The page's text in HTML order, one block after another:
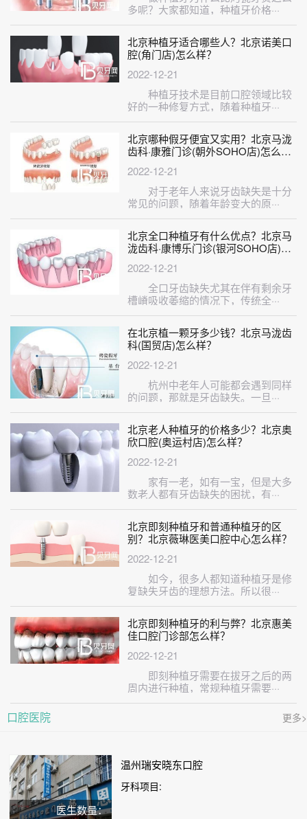
多呢？大家都知道，种植牙价格···
北京种植牙适合哪些人？北京诺美口
腔(角门店)怎么样？
2022-12-21
种植牙技术是目前口腔领域比较
好的一种修复方式，随着种植牙···
北京哪种假牙便宜又实用？北京马泷
齿科·康雅门诊(朝外SOHO店)怎么
2022-12-21
对于老年人来说牙齿缺失是十分
常见的问题，随着年龄变大的原···
北京全口种植牙有什么优点？北京马
泷齿科·康博乐门诊(银河SOHO店)怎
2022-12-21
全口牙齿缺失尤其在伴有剩余牙
槽嵴吸收萎缩的情况下，传统全···
在北京植一颗牙多少钱？北京马泷齿
科(国贸店)怎么样？
2022-12-21
杭州中老年人可能都会遇到同样
的问题，那就是牙齿缺失。一旦···
北京老人种植牙的价格多少？北京奥
欣口腔(奥运村店)怎么样？
2022-12-21
家有一老，如有一宝，但是大多
数老人都有牙齿缺失的困扰，有···
北京即刻种植牙和普通种植牙的区
别？北京薇琳医美口腔中心怎么样？
2022-12-21
如今，很多人都知道种植牙是修
复缺失牙齿的理想方法。所以很···
北京即刻种植牙的利与弊？北京惠美
佳口腔门诊部怎么样？
2022-12-21
即刻种植牙需要在拔牙之后的两
周内进行种植，常规种植牙需要···
口腔医院 更多>
医生数量：
温州瑞安晓东口腔
牙科项目: